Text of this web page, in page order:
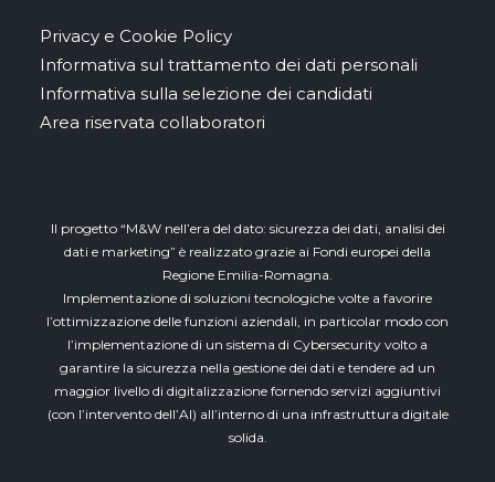
Privacy e Cookie Policy
Informativa sul trattamento dei dati personali
Informativa sulla selezione dei candidati
Area riservata collaboratori
Il progetto “M&W nell’era del dato: sicurezza dei dati, analisi dei
dati e marketing” è realizzato grazie ai Fondi europei della
Regione Emilia-Romagna.
Implementazione di soluzioni tecnologiche volte a favorire
l’ottimizzazione delle funzioni aziendali, in particolar modo con
l’implementazione di un sistema di Cybersecurity volto a
garantire la sicurezza nella gestione dei dati e tendere ad un
maggior livello di digitalizzazione fornendo servizi aggiuntivi
(con l’intervento dell’AI) all’interno di una infrastruttura digitale
solida.